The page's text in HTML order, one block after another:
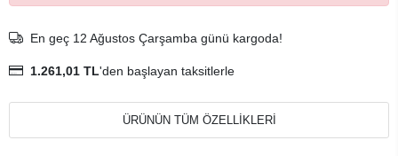
En geç 12 Ağustos Çarşamba günü kargoda!
1.261,01 TL'den başlayan taksitlerle
ÜRÜNÜN TÜM ÖZELLİKLERİ